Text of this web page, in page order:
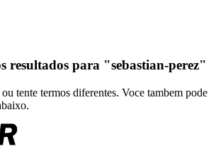
resultados para "sebastian-perez"
tente termos diferentes. Voce tambem pode